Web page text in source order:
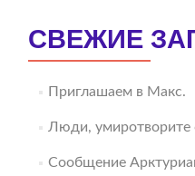
СВЕЖИЕ
Приглашаем в Макс.
Люди, умиротворите
Сообщение